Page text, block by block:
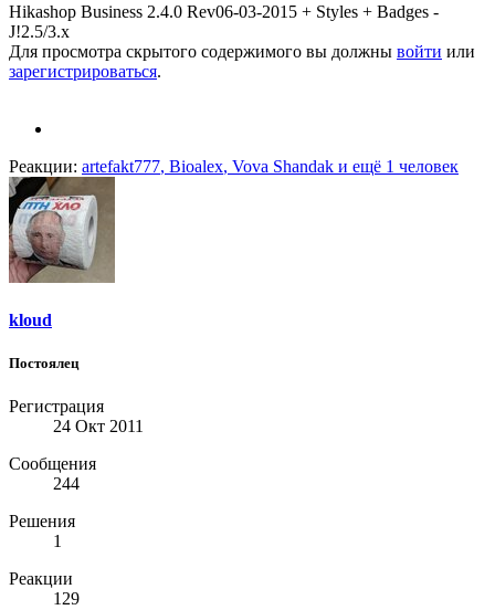
Hikashop Business 2.4.0 Rev06-03-2015 + Styles + Badges -
J!2.5/3.x
Для просмотра скрытого содержимого вы должны войти или
зарегистрироваться.
Реакции: artefakt777, Bioalex, Vova Shandak и ещё 1 человек
kloud
Постоялец
Регистрация
24 Окт 2011
Сообщения
244
Решения
1
Реакции
129